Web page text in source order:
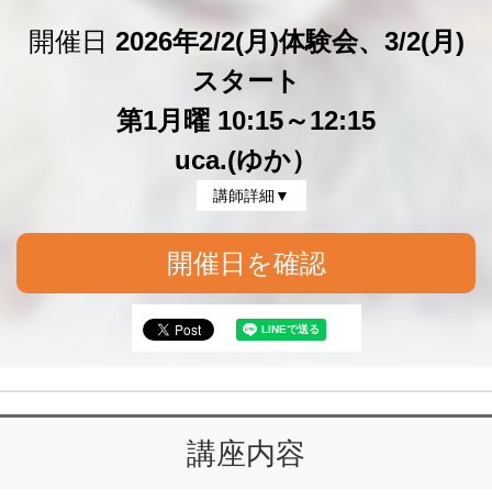
開催日 2026年2/2(月)体験会、3/2(月)
スタート
第1月曜 10:15～12:15
uca.(ゆか）
講師詳細▼
開催日を確認
講座内容